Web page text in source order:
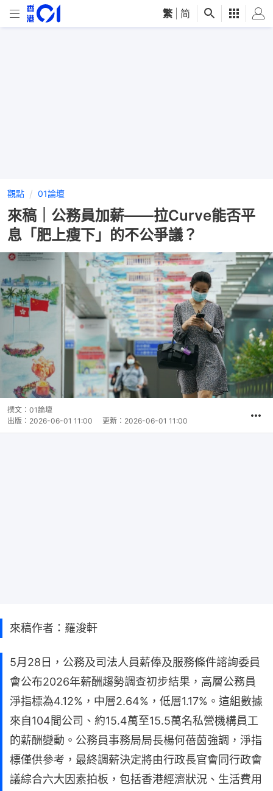
繁 简
觀點 01論壇
來稿｜公務員加薪——拉Curve能否平
息「肥上瘦下」的不公爭議？
撰文： 01論壇
出版： 2026-06-01 11:00 更新： 2026-06-01 11:00
來稿作者：羅浚軒
5月28日，公務及司法人員薪俸及服務條件諮詢委員
會公布2026年薪酬趨勢調查初步結果，高層公務員
淨指標為4.12%，中層2.64%，低層1.17%。這組數據
來自104間公司、約15.4萬至15.5萬名私營機構員工
的薪酬變動。公務員事務局局長楊何蓓茵強調，淨指
標僅供參考，最終調薪決定將由行政長官會同行政會
議綜合六大因素拍板，包括香港經濟狀況、生活費用